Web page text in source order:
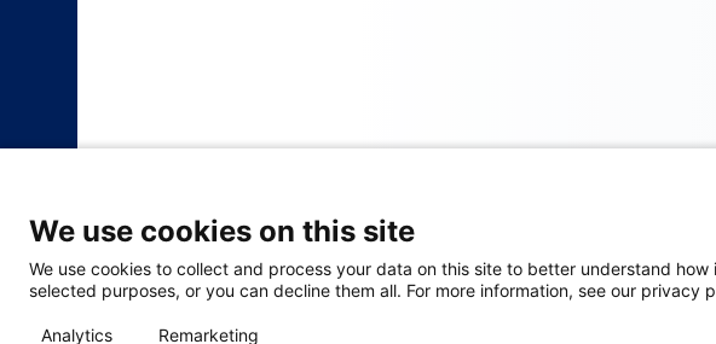
We use cookies on this site
We use cookies to collect and process your data on this site to better understand
selected purposes, or you can decline them all. For more information, see our privacy
Analytics Remarketing